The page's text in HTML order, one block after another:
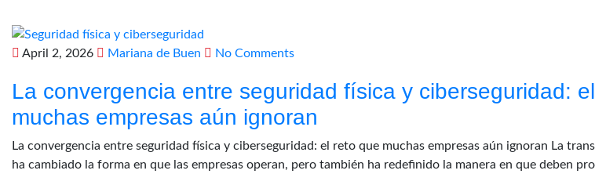
April 2, 2026 Mariana de Buen No Comments
La convergencia entre seguridad física y ciberseguridad:
muchas empresas aún ignoran
La convergencia entre seguridad física y ciberseguridad: el reto que muchas empresas aún ignoran La
ha cambiado la forma en que las empresas operan, pero también ha redefinido la manera en que deben